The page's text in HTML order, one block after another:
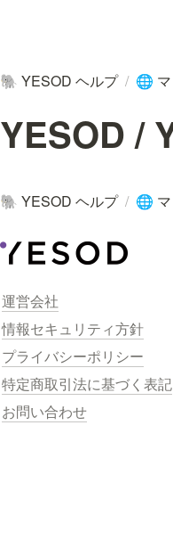
🐘 YESOD ヘルプ / 🌐
YESOD /
🐘 YESOD ヘルプ / 🌐
運営会社
情報セキュリティ方針
プライバシーポリシー
特定商取引法に基づく表記
お問い合わせ